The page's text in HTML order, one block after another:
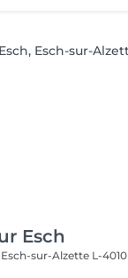
Esch
Esch-sur-Alzette L-4010